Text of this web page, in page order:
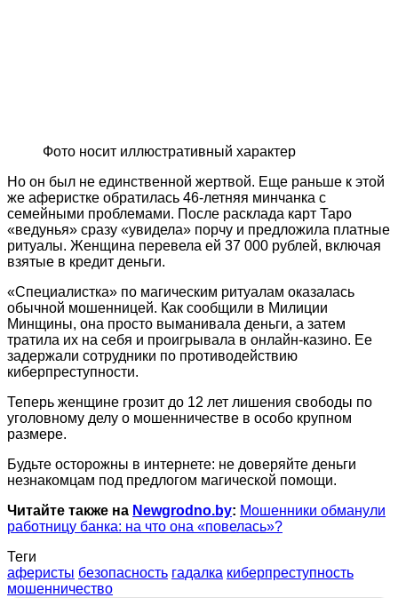
Фото носит иллюстративный характер
Но он был не единственной жертвой. Еще раньше к этой
же аферистке обратилась 46-летняя минчанка с
семейными проблемами. После расклада карт Таро
«ведунья» сразу «увидела» порчу и предложила платные
ритуалы. Женщина перевела ей 37 000 рублей, включая
взятые в кредит деньги.
«Специалистка» по магическим ритуалам оказалась
обычной мошенницей. Как сообщили в Милиции
Минщины, она просто выманивала деньги, а затем
тратила их на себя и проигрывала в онлайн-казино. Ее
задержали сотрудники по противодействию
киберпреступности.
Теперь женщине грозит до 12 лет лишения свободы по
уголовному делу о мошенничестве в особо крупном
размере.
Будьте осторожны в интернете: не доверяйте деньги
незнакомцам под предлогом магической помощи.
Читайте также на Newgrodno.by: Мошенники обманули
работницу банка: на что она «повелась»?
Теги
аферисты безопасность гадалка киберпреступность
мошенничество